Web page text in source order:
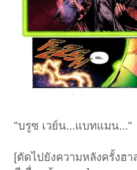
"บรูซ เวย์น...แบทแมน..."
[ตัดไปยังความหลังครั้งฮ